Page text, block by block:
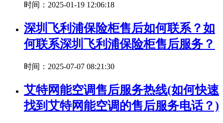
时间：2025-01-19 12:06:18
深圳飞利浦保险柜售后如何联系？如
何联系深圳飞利浦保险柜售后服务？
时间：2025-07-07 08:21:30
艾特网能空调售后服务热线(如何快速
找到艾特网能空调的售后服务电话？)